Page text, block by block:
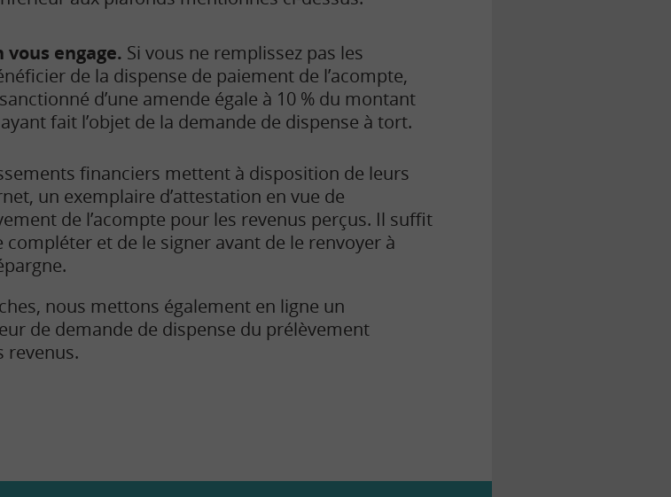
engage. Si vous ne remplissez pas les
de la dispense de paiement de l’acompte,
d’une amende égale à 10 % du montant
fait l’objet de la demande de dispense à tort.
financiers mettent à disposition de leurs
un exemplaire d’attestation en vue de
de l’acompte pour les revenus perçus. Il suffit
et de le signer avant de le renvoyer à
nous mettons également en ligne un
de demande de dispense du prélèvement
revenus.